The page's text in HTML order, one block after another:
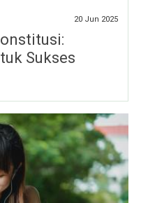
20 Jun 2025
Sukses